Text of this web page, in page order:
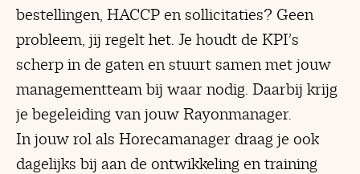
bestellingen, HACCP en sollicitaties? Geen
probleem, jij regelt het. Je houdt de KPI’s
scherp in de gaten en stuurt samen met jouw
managementteam bij waar nodig. Daarbij krijg
je begeleiding van jouw Rayonmanager.
In jouw rol als Horecamanager draag je ook
dagelijks bij aan de ontwikkeling en training